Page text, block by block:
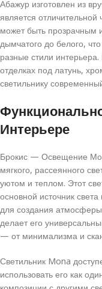
Абажур изготовлен из
является отличительной
может быть прозрачным
дымчатого до белого,
разные стили
отделках под латунь,
светильнику
Интерьере
Брокис — Освещение
мягкого, рассеянного
уютом и теплом. Этот
основной источник
для создания
делает его
— от минимализма и
Светильник Mona
использовать его как